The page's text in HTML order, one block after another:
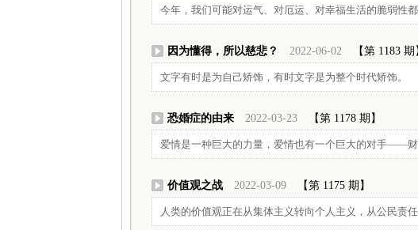
今年，我们可能对运气、对厄运、对幸福生活的脆弱性都
因为懂得，所以慈悲？ 2022-06-02 【第 1183 期
文字有时是为自己矫饰，有时文字是为整个时代矫饰。
恐婚症的由来 2022-03-23 【第 1178 期】
爱情是一种巨大的力量，爱情也有一个巨大的对手——财
价值观之战 2022-03-09 【第 1175 期】
人类的价值观正在从集体主义转向个人主义，从公民责任